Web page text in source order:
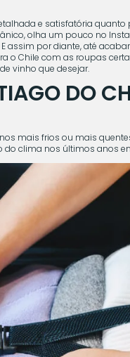
e satisfatória
olha um pouco no
por diante, até
Chile com as roupas
vinho que desejar.
DO
mais frios ou mais
clima nos últimos anos